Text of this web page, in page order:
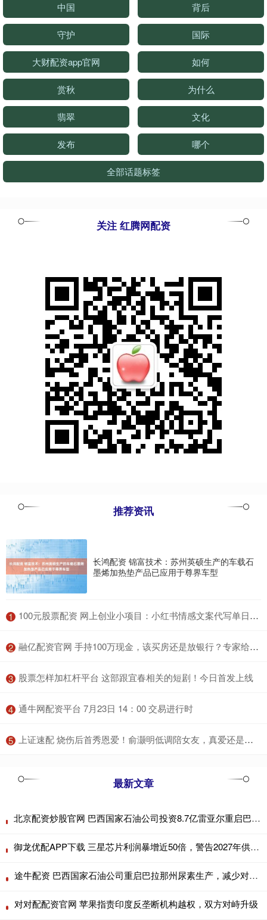
中国 背后
守护 国际
大财配资app官网 如何
赏秋 为什么
翡翠 文化
发布 哪个
全部话题标签
关注 红腾网配资
推荐资讯
长鸿配资 锦富技术：苏州英硕生产的车载石
墨烯加热垫产品已应用于尊界车型
1 ​100元股票配资 网上创业小项目：小红书情感文案代写单日收益能到698_内容_操作_指令
2 ​融亿配资官网 手持100万现金，该买房还是放银行？专家给出两点建议是否可行？_大中城市_房地产市场_房价
3 ​股票怎样加杠杆平台 这部跟宜春相关的短剧！今日首发上线
4 ​通牛网配资平台 7月23日 14：00 交易进行时
5 ​上证速配 烧伤后首秀恩爱！俞灏明低调陪女友，真爱还是炒作？_王晓晨_陕西_珍珠
最新文章
北京配资炒股官网 巴西国家石油公司投资8.7亿雷亚尔重启巴拉那州尿素生产
御龙优配APP下载 三星芯片利润暴增近50倍，警告2027年供应缺口将进一步扩大
途牛配资 巴西国家石油公司重启巴拉那州尿素生产，减少对进口依赖
对对配配资官网 苹果指责印度反垄断机构越权，双方对峙升级